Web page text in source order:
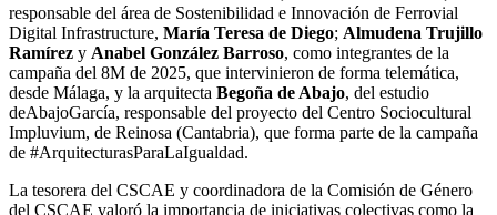
responsable del área de Sostenibilidad e Innovación de Ferrovial
Digital Infrastructure, María Teresa de Diego; Almudena Trujillo
Ramírez y Anabel González Barroso, como integrantes de la
campaña del 8M de 2025, que intervinieron de forma telemática,
desde Málaga, y la arquitecta Begoña de Abajo, del estudio
deAbajoGarcía, responsable del proyecto del Centro Sociocultural
Impluvium, de Reinosa (Cantabria), que forma parte de la campaña
de #ArquitecturasParaLaIgualdad.
La tesorera del CSCAE y coordinadora de la Comisión de Género
del CSCAE valoró la importancia de iniciativas colectivas como la